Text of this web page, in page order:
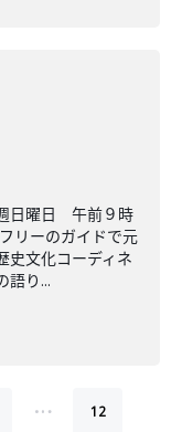
日曜日 午前９時
リーのガイドで元
史文化コーディネ
語り...
… 12